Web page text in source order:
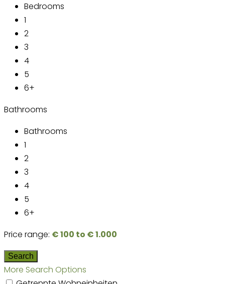
Bedrooms
1
2
3
4
5
6+
Bathrooms
Bathrooms
1
2
3
4
5
6+
Price range: € 100 to € 1.000
More Search Options